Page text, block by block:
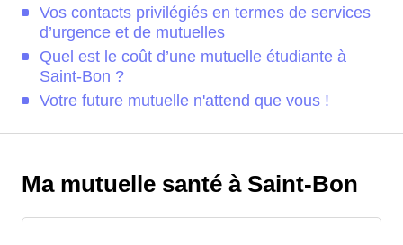
Vos contacts privilégiés en termes de services
d’urgence et de mutuelles
Quel est le coût d’une mutuelle étudiante à
Saint-Bon ?
Votre future mutuelle n'attend que vous !
Ma mutuelle santé à Saint-Bon